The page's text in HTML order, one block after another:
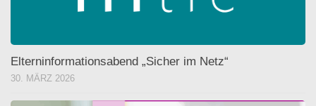
Elterninformationsabend „Sicher im Netz“
30. MÄRZ 2026